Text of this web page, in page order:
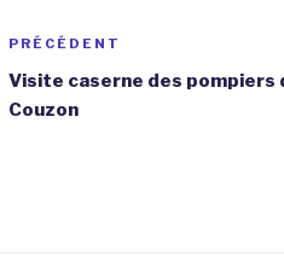
Navigation
de
l’article
Article
précédent
PRÉCÉDENT
Visite caserne des pompiers
Couzon